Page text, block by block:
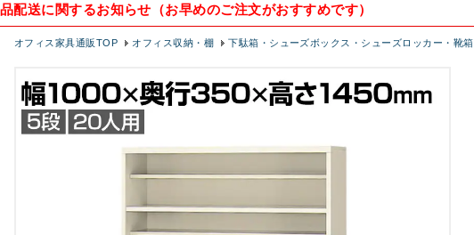
配送に関するお知らせ（お早めのご注文がおすすめです）
オフィス家具通販TOP オフィス収納・棚 下駄箱・シューズボックス・シューズロッカー・靴箱